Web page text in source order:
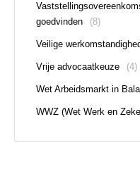
goedvinden
(8)
Veilige
Vrije advocaatkeuze (4)
Wet Arbeidsmarkt in
WWZ (Wet Werk en